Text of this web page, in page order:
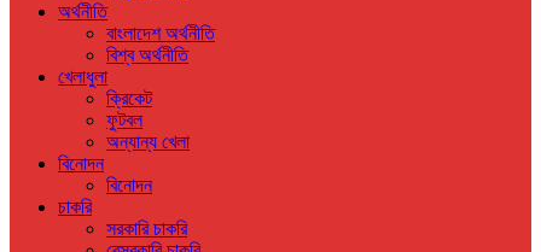
অর্থনীতি
বাংলাদেশ অর্থনীতি
বিশ্ব অর্থনীতি
খেলাধুলা
ক্রিকেট
ফুটবল
অন্যান্য খেলা
বিনোদন
বিনোদন
চাকরি
সরকারি চাকরি